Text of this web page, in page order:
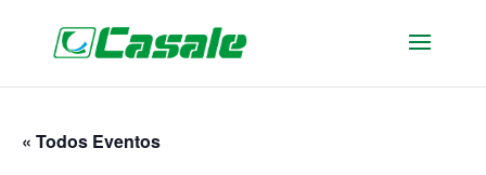
« Todos Eventos